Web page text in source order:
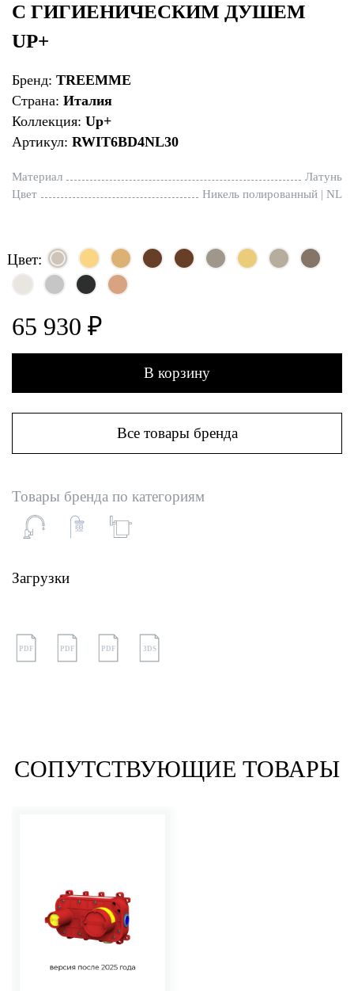
С ГИГИЕНИЧЕСКИМ ДУШЕМ
UP+
Бренд: TREEMME
Страна: Италия
Коллекция: Up+
Артикул: RWIT6BD4NL30
Материал
Латунь
Цвет
Никель полированный | NL
Цвет:
65 930 ₽
В корзину
Все товары бренда
Товары бренда по категориям
Загрузки
PDF PDF PDF 3DS
СОПУТСТВУЮЩИЕ ТОВАРЫ